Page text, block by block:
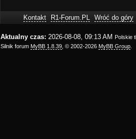
Kontakt R1-Forum.PL Wróć do góry
Aktualny czas: 2026-08-08, 09:13 AM Polskie
Silnik forum MyBB 1.8.39 , © 2002-2026 MyBB Group